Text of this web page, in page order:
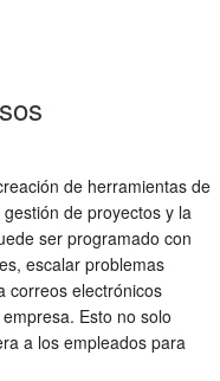
de herramientas de
de proyectos y la
ser programado con
escalar problemas
correos electrónicos
Esto no solo
a los empleados para